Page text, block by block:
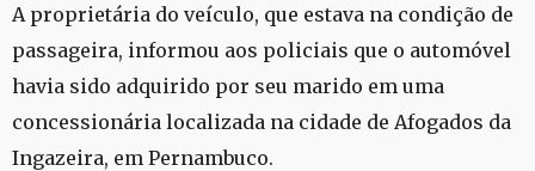
A proprietária do veículo, que estava na condição de
passageira, informou aos policiais que o automóvel
havia sido adquirido por seu marido em uma
concessionária localizada na cidade de Afogados da
Ingazeira, em Pernambuco.